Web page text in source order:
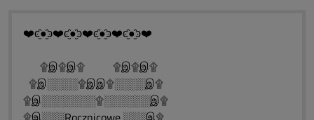
❤️ͼ̮̑●̮̑ͽ❤️ͼ̮̑●̮̑ͽ❤️ͼ̮̑●̮̑ͽ❤️ͼ̮̑●̮̑ͽ❤️
۩இ۩இ۩ ۩இ۩இ۩
۩இ░░░░۩இஇ۩░░░░இ۩
۩இ░░░░░░░۩░░░░░░இ۩